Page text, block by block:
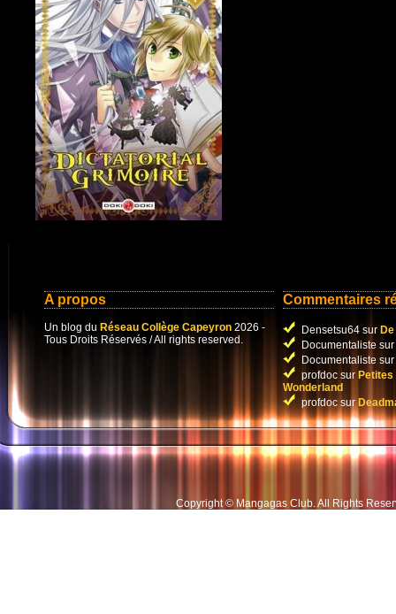
A propos
Un blog du Réseau Collège Capeyron 2026 -
Tous Droits Réservés / All rights reserved.
Commentaires
Densetsu64 sur
Documentaliste sur
Documentaliste sur
profdoc sur
Wonderland
profdoc sur
Copyright © Mangagas Club.All Rights